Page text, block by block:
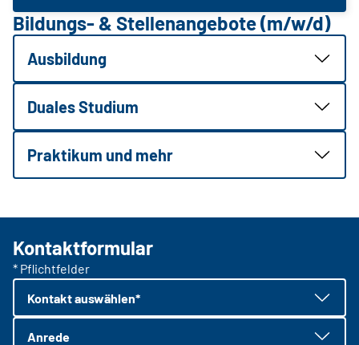
Bildungs- & Stellenangebote (m/w/d)
Ausbildung
Duales Studium
Praktikum und mehr
Kontaktformular
* Pflichtfelder
Kontakt auswählen*
Anrede